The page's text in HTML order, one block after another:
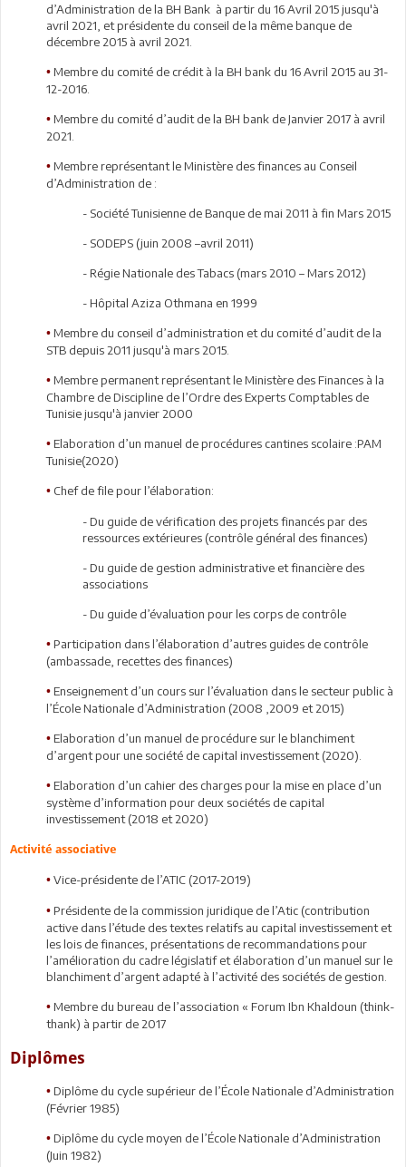
d’Administration de la BH Bank à partir du 16 Avril 2015 jusqu'à
avril 2021, et présidente du conseil de la même banque de
décembre 2015 à avril 2021.
• Membre du comité de crédit à la BH bank du 16 Avril 2015 au 31-
12-2016.
• Membre du comité d’audit de la BH bank de Janvier 2017 à avril
2021.
• Membre représentant le Ministère des finances au Conseil
d’Administration de :
- Société Tunisienne de Banque de mai 2011 à fin Mars 2015
- SODEPS (juin 2008 –avril 2011)
- Régie Nationale des Tabacs (mars 2010 – Mars 2012)
- Hôpital Aziza Othmana en 1999
• Membre du conseil d’administration et du comité d’audit de la
STB depuis 2011 jusqu'à mars 2015.
• Membre permanent représentant le Ministère des Finances à la
Chambre de Discipline de l’Ordre des Experts Comptables de
Tunisie jusqu'à janvier 2000
• Elaboration d’un manuel de procédures cantines scolaire :PAM
Tunisie(2020)
• Chef de file pour l’élaboration:
- Du guide de vérification des projets financés par des
ressources extérieures (contrôle général des finances)
- Du guide de gestion administrative et financière des
associations
- Du guide d’évaluation pour les corps de contrôle
• Participation dans l’élaboration d’autres guides de contrôle
(ambassade, recettes des finances)
• Enseignement d’un cours sur l’évaluation dans le secteur public à
l’École Nationale d’Administration (2008 ,2009 et 2015)
• Elaboration d’un manuel de procédure sur le blanchiment
d’argent pour une société de capital investissement (2020).
• Elaboration d’un cahier des charges pour la mise en place d’un
système d’information pour deux sociétés de capital
investissement (2018 et 2020)
Activité associative
• Vice-présidente de l’ATIC (2017-2019)
• Présidente de la commission juridique de l’Atic (contribution
active dans l’étude des textes relatifs au capital investissement et
les lois de finances, présentations de recommandations pour
l’amélioration du cadre législatif et élaboration d’un manuel sur le
blanchiment d’argent adapté à l’activité des sociétés de gestion.
• Membre du bureau de l’association « Forum Ibn Khaldoun (think-
thank) à partir de 2017
Diplômes
• Diplôme du cycle supérieur de l’École Nationale d’Administration
(Février 1985)
• Diplôme du cycle moyen de l’École Nationale d’Administration
(Juin 1982)